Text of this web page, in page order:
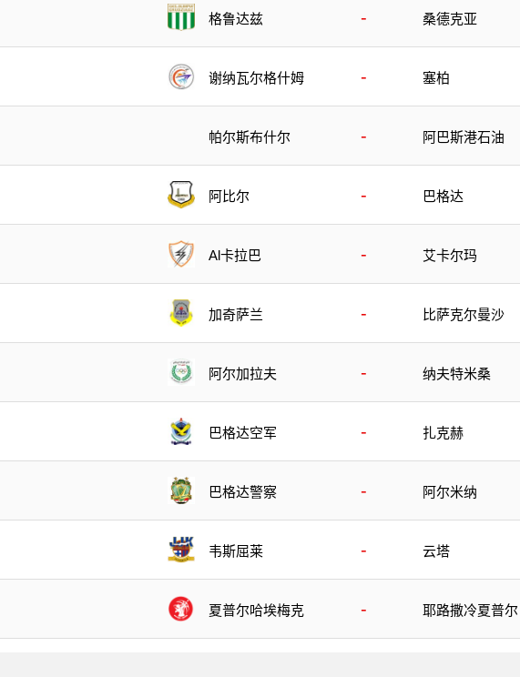
格鲁达兹 - 桑德克亚
谢纳瓦尔格什姆 - 塞柏
帕尔斯布什尔 - 阿巴斯港石油
阿比尔 - 巴格达
Al卡拉巴 - 艾卡尔玛
加奇萨兰 - 比萨克尔曼沙
阿尔加拉夫 - 纳夫特米桑
巴格达空军 - 扎克赫
巴格达警察 - 阿尔米纳
韦斯屈莱 - 云塔
夏普尔哈埃梅克 - 耶路撒冷夏普尔